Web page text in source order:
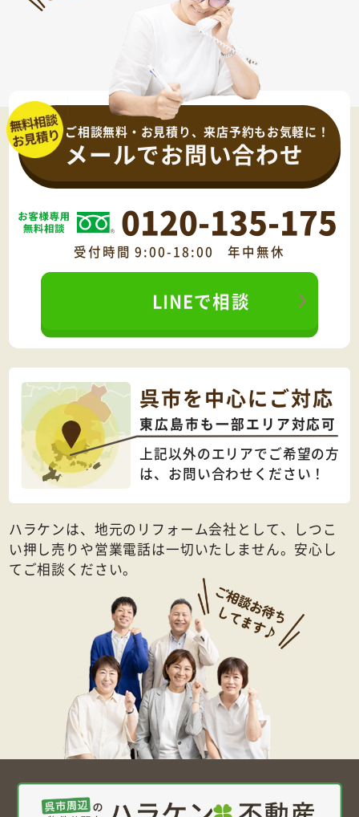
ご相談無料・お見積り、来店予約もお気軽に！
メールでお問い合わせ
0120-135-175
受付時間 9:00-18:00 年中無休
LINEで相談
呉市を中心にご対応
東広島市も一部エリア対応可
上記以外のエリアでご希望の方
は、 お問い合わせください！
ハラケンは、地元のリフォーム会社として、しつこ
い押し売りや営業電話は一切いたしません。安心し
てご相談ください。